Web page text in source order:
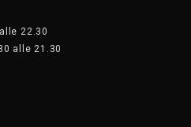
22.30
alle 21.30